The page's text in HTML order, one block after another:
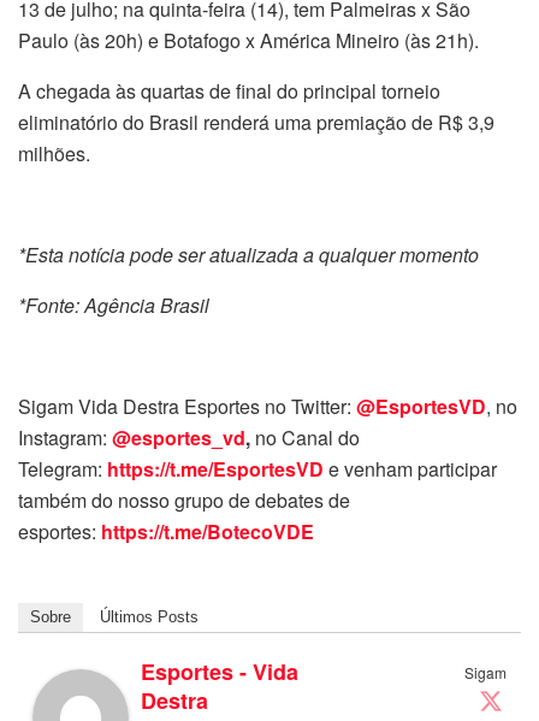
13 de julho; na quinta-feira (14), tem Palmeiras x São
Paulo (às 20h) e Botafogo x América Mineiro (às 21h).
A chegada às quartas de final do principal torneio
eliminatório do Brasil renderá uma premiação de R$ 3,9
milhões.
*Esta notícia pode ser atualizada a qualquer momento
*Fonte: Agência Brasil
Sigam Vida Destra Esportes no Twitter: @EsportesVD, no
Instagram: @esportes_vd, no Canal do
Telegram: https://t.me/EsportesVD e venham participar
também do nosso grupo de debates de
esportes: https://t.me/BotecoVDE
Sobre Últimos Posts
Sigam
Esportes - Vida
Destra